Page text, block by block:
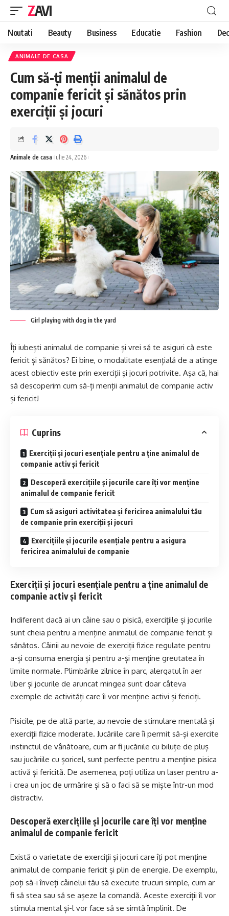
ZAVI
Noutati Beauty Business Educatie Fashion
ANIMALE DE CASA
Cum să-ți menții animalul de
companie fericit și sănătos prin
exerciții și jocuri
Animale de casa iulie 24, 2026
Girl playing with dog in the yard
Îți iubești animalul de companie și vrei să te asiguri că este
fericit și sănătos? Ei bine, o modalitate esențială de a atinge
acest obiectiv este prin exerciții și jocuri potrivite. Așa că, hai
să descoperim cum să-ți menții animalul de companie activ
și fericit!
Cuprins
Exerciții și jocuri esențiale pentru a ține animalul de
companie activ și fericit
Descoperă exercițiile și jocurile care îți vor menține
animalul de companie fericit
Cum să asiguri activitatea și fericirea animalului tău
de companie prin exerciții și jocuri
Exercițiile și jocurile esențiale pentru a asigura
fericirea animalului de companie
Exerciții și jocuri esențiale pentru a ține animalul de
companie activ și fericit
Indiferent dacă ai un câine sau o pisică, exercițiile și jocurile
sunt cheia pentru a menține animalul de companie fericit și
sănătos. Câinii au nevoie de exerciții fizice regulate pentru
a-și consuma energia și pentru a-și menține greutatea în
limite normale. Plimbările zilnice în parc, alergatul în aer
liber și jocurile de aruncat mingea sunt doar câteva
exemple de activități care îi vor menține activi și fericiți.
Pisicile, pe de altă parte, au nevoie de stimulare mentală și
exerciții fizice moderate. Jucăriile care îi permit să-și exercite
instinctul de vânătoare, cum ar fi jucăriile cu biluțe de pluș
sau jucăriile cu șoricel, sunt perfecte pentru a menține pisica
activă și fericită. De asemenea, poți utiliza un laser pentru a-
i crea un joc de urmărire și să o faci să se miște într-un mod
distractiv.
Descoperă exercițiile și jocurile care îți vor menține
animalul de companie fericit
Există o varietate de exerciții și jocuri care îți pot menține
animalul de companie fericit și plin de energie. De exemplu,
poți să-i înveți câinelui tău să execute trucuri simple, cum ar
fi să stea sau să se așeze la comandă. Aceste exerciții îl vor
stimula mental și-l vor face să se simtă împlinit. De